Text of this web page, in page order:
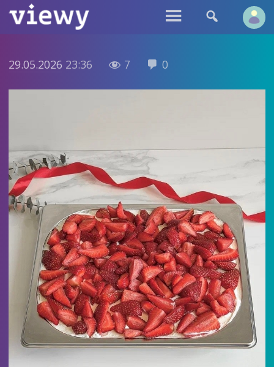
 
29.05.2026 23:36  7  0